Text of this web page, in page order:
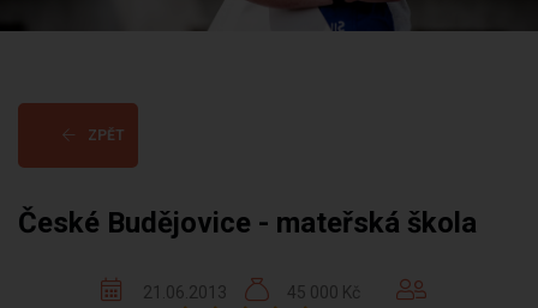
ZPĚT
České Budějovice - mateřská škola
21.06.2013
45 000 Kč